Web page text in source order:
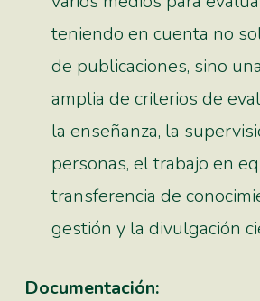
teniendo en cuenta no
de publicaciones, sino
amplia de criterios de
la enseñanza, la
personas, el trabajo en
transferencia de
gestión y la divulgación
Documentación: